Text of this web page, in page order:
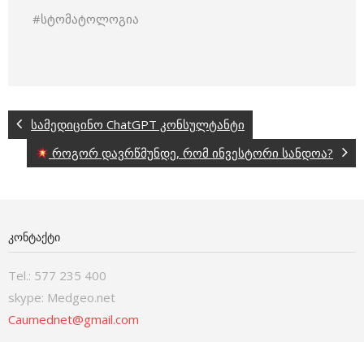
#სტომატოლოგია
სამედიცინო ChatGPT კონსულტანტი
როგორ დავრწმუნდე, რომ ინვესტორი სანდოა?
ᲙᲝᲜᲢᲐᲥᲢᲘ
Tel.: 577 235 400
skype: Medgeo.net
Caumednet@gmail.com